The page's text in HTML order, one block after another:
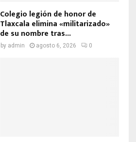
Colegio legión de honor de
Tlaxcala elimina «militarizado»
de su nombre tras...
by admin agosto 6, 2026 0